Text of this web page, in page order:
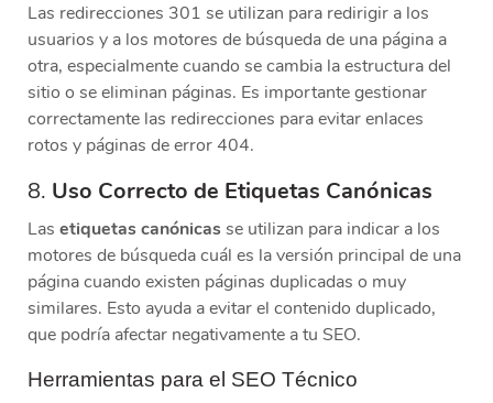
Las redirecciones 301 se utilizan para redirigir a los
usuarios y a los motores de búsqueda de una página a
otra, especialmente cuando se cambia la estructura del
sitio o se eliminan páginas. Es importante gestionar
correctamente las redirecciones para evitar enlaces
rotos y páginas de error 404.
8. Uso Correcto de Etiquetas Canónicas
Las etiquetas canónicasse utilizan para indicar a los
motores de búsqueda cuál es la versión principal de una
página cuando existen páginas duplicadas o muy
similares. Esto ayuda a evitar el contenido duplicado,
que podría afectar negativamente a tu SEO.
Herramientas para el SEO Técnico